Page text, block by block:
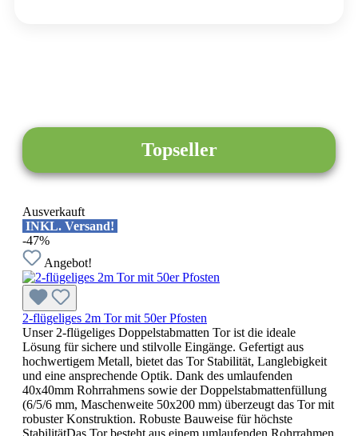
Topseller
Ausverkauft
INKL. Versand!
-47%
Angebot!
2-flügeliges 2m Tor mit 50er Pfosten
Unser 2-flügeliges Doppelstabmatten Tor ist die ideale
Lösung für sichere und stilvolle Eingänge. Gefertigt aus
hochwertigem Metall, bietet das Tor Stabilität, Langlebigkeit
und eine ansprechende Optik. Dank des umlaufenden
40x40mm Rohrrahmens sowie der Doppelstabmattenfüllung
(6/5/6 mm, Maschenweite 50x200 mm) überzeugt das Tor mit
robuster Konstruktion. Robuste Bauweise für höchste